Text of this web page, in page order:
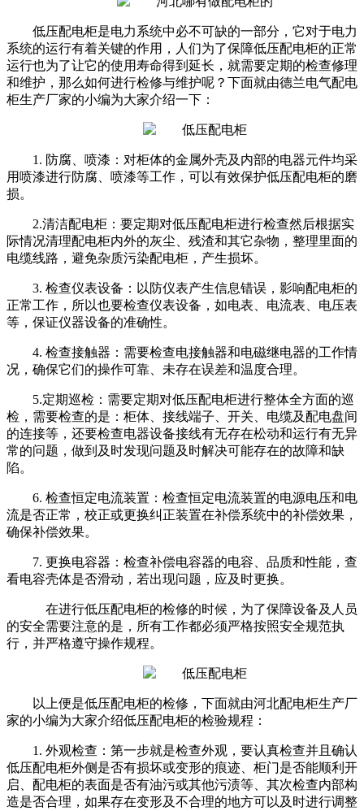
低压配电柜是电力系统中必不可缺的一部分，它对于电力
系统的运行有着关键的作用，人们为了保障低压配电柜的正常
运行也为了让它的使用寿命得到延长，就需要定期的检查修理
和维护，那么如何进行检修与维护呢？下面就由德兰电气配电
柜生产厂家的小编为大家介绍一下：
1. 防腐、喷漆：对柜体的金属外壳及内部的电器元件均采
用喷漆进行防腐、喷漆等工作，可以有效保护低压配电柜的磨
损。
2.清洁配电柜：要定期对低压配电柜进行检查然后根据实
际情况清理配电柜内外的灰尘、残渣和其它杂物，整理里面的
电缆线路，避免杂质污染配电柜，产生损坏。
3. 检查仪表设备：以防仪表产生信息错误，影响配电柜的
正常工作，所以也要检查仪表设备，如电表、电流表、电压表
等，保证仪器设备的准确性。
4. 检查接触器：需要检查电接触器和电磁继电器的工作情
况，确保它们的操作可靠、未存在误差和温度合理。
5.定期巡检：需要定期对低压配电柜进行整体全方面的巡
检，需要检查的是：柜体、接线端子、开关、电缆及配电盘间
的连接等，还要检查电器设备接线有无存在松动和运行有无异
常的问题，做到及时发现问题及时解决可能存在的故障和缺
陷。
6. 检查恒定电流装置：检查恒定电流装置的电源电压和电
流是否正常，校正或更换纠正装置在补偿系统中的补偿效果，
确保补偿效果。
7. 更换电容器：检查补偿电容器的电容、品质和性能，查
看电容壳体是否滑动，若出现问题，应及时更换。
在进行低压配电柜的检修的时候，为了保障设备及人员
的安全需要注意的是，所有工作都必须严格按照安全规范执
行，并严格遵守操作规程。
以上便是低压配电柜的检修，下面就由河北配电柜生产厂
家的小编为大家介绍低压配电柜的检验规程：
1. 外观检查：第一步就是检查外观，要认真检查并且确认
低压配电柜外侧是否有损坏或变形的痕迹、柜门是否能顺利开
启、配电柜的表面是否有油污或其他污渍等、其次检查内部构
造是否合理，如果存在变形及不合理的地方可以及时进行调整